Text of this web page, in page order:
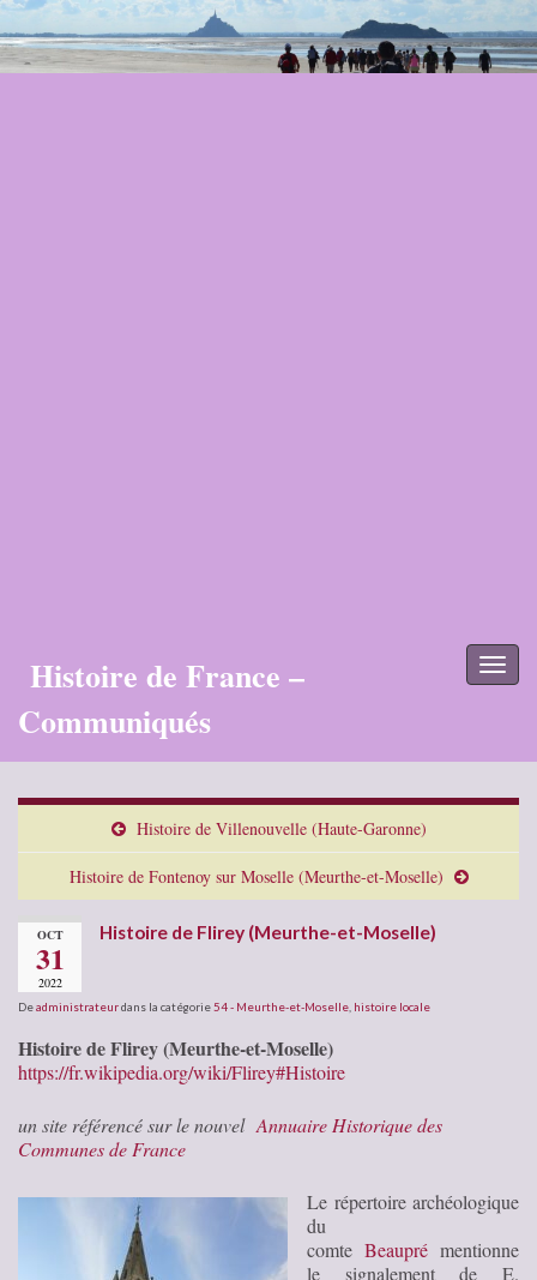
Histoire de France –
Communiqués
Histoire de Villenouvelle (Haute-Garonne)
Histoire de Fontenoy sur Moselle (Meurthe-et-Moselle)
OCT
31
2022
Histoire de Flirey (Meurthe-et-Moselle)
Deadministrateurdans la catégorie 54 - Meurthe-et-Moselle histoire locale
Histoire de Flirey (Meurthe-et-Moselle)
https://fr.wikipedia.org/wiki/Flirey#Histoire
un site référencé sur le nouvel Annuaire Historique des
Communes de France
Le répertoire archéologique
du
comte Beaupré mentionne
le signalement de E.